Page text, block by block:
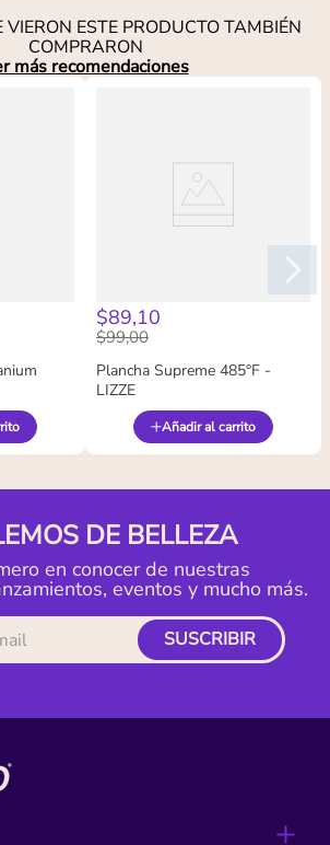
VIERON ESTE PRODUCTO TAMBIÉN
COMPRARON
más recomendaciones
$89,10
$99,00
Plancha Supreme 485°F -
LIZZE
Añadir al carrito
DE BELLEZA
en conocer de nuestras
eventos y mucho más.
SUSCRIBIR